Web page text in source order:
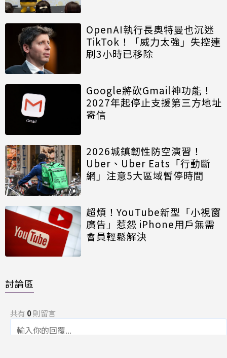
OpenAI執行長奧特曼也沉迷
TikTok！「威力太強」失控連
刷3小時已移除
Google將砍Gmail神功能！
2027年起停止支援第三方地址
寄信
2026城鎮韌性防空演習！
Uber、Uber Eats「行動斷
網」注意5大區域暫停時間
超煩！YouTube新型「小視窗
廣告」惹怨 iPhone用戶無需
會員輕鬆解決
討論區
共有 0則留言